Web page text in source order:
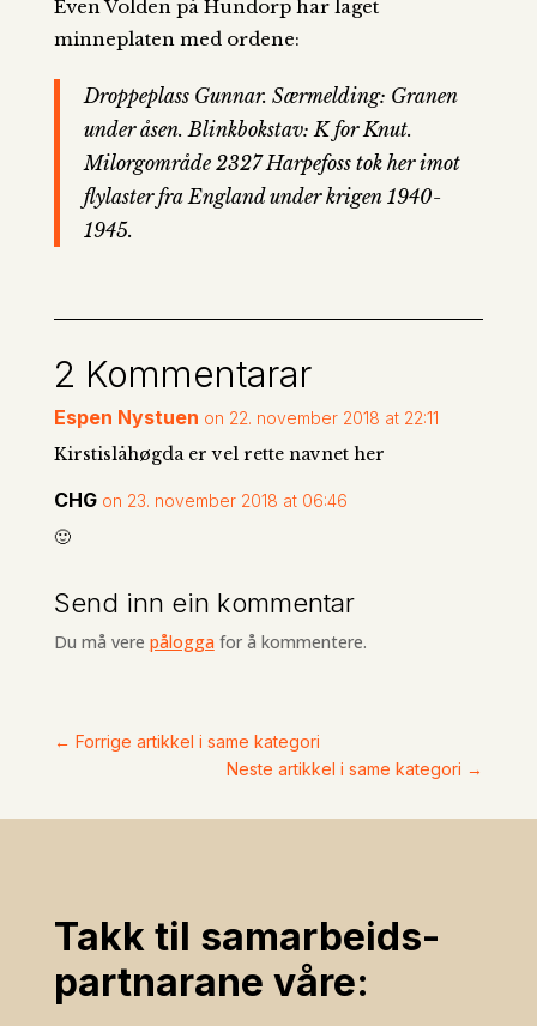
Even Volden på Hundorp har laget
minneplaten med ordene:
Droppeplass Gunnar. Særmelding: Granen
under åsen. Blinkbokstav: K for Knut.
Milorgområde 2327 Harpefoss tok her imot
flylaster fra England under krigen 1940-
1945.
2 Kommentarar
Espen Nystuen on 22. november 2018 at 22:11
Kirstislåhøgda er vel rette navnet her
CHG on 23. november 2018 at 06:46
🙂
Send inn ein kommentar
Du må vere påloggafor å kommentere.
← Forrige artikkel i same kategori
Neste artikkel i same kategori →
Takk til samarbeids­
partnarane våre: